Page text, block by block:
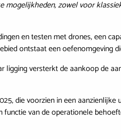
zowel voor
en testen met drones, een
ontstaat een oefenomgeving
versterkt de aankoop de
die voorzien in een
van de operationele